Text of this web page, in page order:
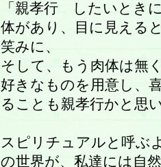
「親孝行 したいとき
体があり、目に見える
笑みに、
そして、もう肉体は無
好きなものを用意し、
ることも親孝行かと思
スピリチュアルと呼ぶ
の世界が、私達には自